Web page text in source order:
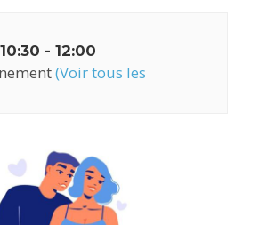
- 12:00
(Voir tous les